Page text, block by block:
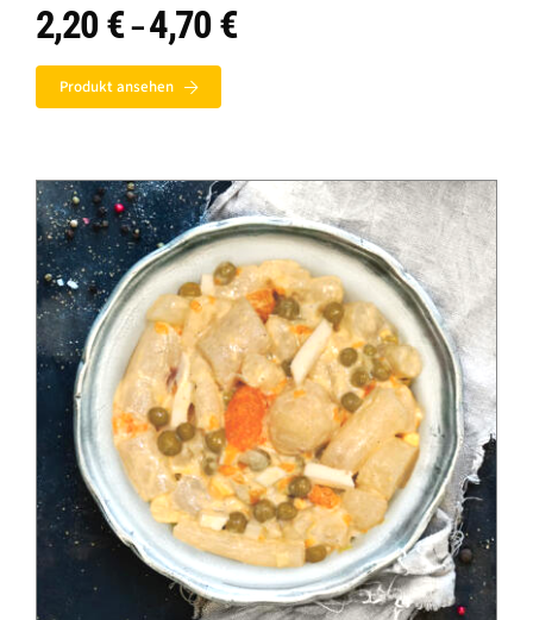
2,20€ –4,70€Preisspanne:
2,20 €
Produkt ansehen